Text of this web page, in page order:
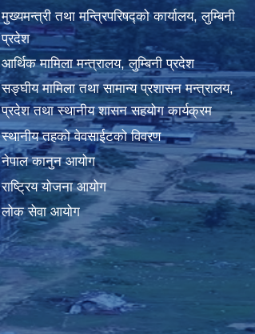
मुख्यमन्त्री तथा मन्त्रिपरिषद्को कार्यालय, लुम्बिनी
प्रदेश
आर्थिक मामिला मन्त्रालय, लुम्बिनी प्रदेश
सङ्घीय मामिला तथा सामान्य प्रशासन मन्त्रालय,
प्रदेश तथा स्थानीय शासन सहयोग कार्यक्रम
स्थानीय तहको वेवसाईटको विवरण
नेपाल कानुन आयोग
राष्ट्रिय योजना आयोग
लोक सेवा आयोग